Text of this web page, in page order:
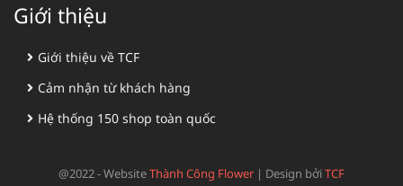
Giới thiệu
Giới thiệu về TCF
Cảm nhận từ khách hàng
Hệ thống 150 shop toàn quốc
@2022 - WebsiteThành Công Flower | Design bởiTCF